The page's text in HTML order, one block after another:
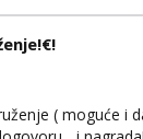
( moguće i